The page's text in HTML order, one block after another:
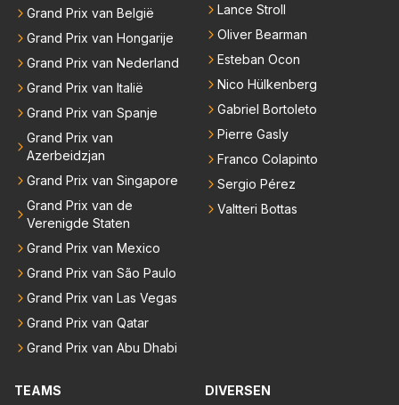
Grand Prix van België
Grand Prix van Hongarije
Grand Prix van Nederland
Grand Prix van Italië
Grand Prix van Spanje
Grand Prix van
Azerbeidzjan
Grand Prix van Singapore
Grand Prix van de
Verenigde Staten
Grand Prix van Mexico
Grand Prix van São Paulo
Grand Prix van Las Vegas
Grand Prix van Qatar
Grand Prix van Abu Dhabi
Lance Stroll
Oliver Bearman
Esteban Ocon
Nico Hülkenberg
Gabriel Bortoleto
Pierre Gasly
Franco Colapinto
Sergio Pérez
Valtteri Bottas
TEAMS
DIVERSEN